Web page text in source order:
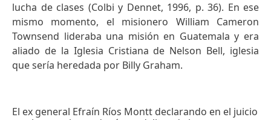
lucha de clases (Colbi y Dennet, 1996, p. 36). En ese
mismo momento, el misionero William Cameron
Townsend lideraba una misión en Guatemala y era
aliado de la Iglesia Cristiana de Nelson Bell, iglesia
que sería heredada por Billy Graham.
El ex general Efraín Ríos Montt declarando en el juicio